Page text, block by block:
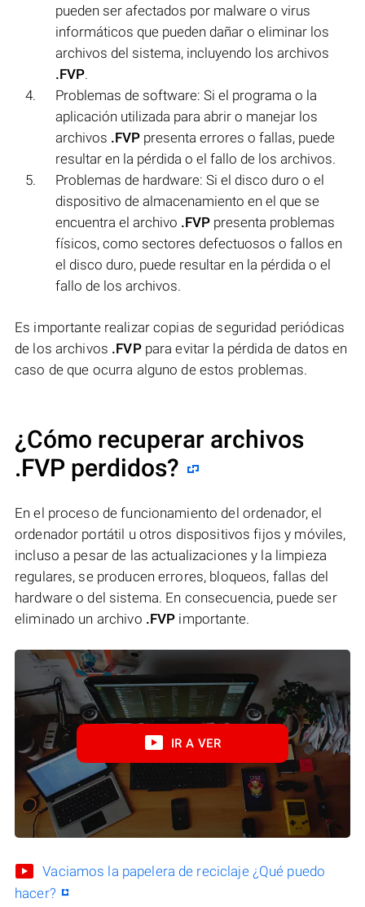
pueden ser afectados por malware o virus
informáticos que pueden dañar o eliminar los
archivos del sistema, incluyendo los archivos
.FVP.
Problemas de software: Si el programa o la
aplicación utilizada para abrir o manejar los
archivos .FVP presenta errores o fallas, puede
resultar en la pérdida o el fallo de los archivos.
Problemas de hardware: Si el disco duro o el
dispositivo de almacenamiento en el que se
encuentra el archivo .FVP presenta problemas
físicos, como sectores defectuosos o fallos en
el disco duro, puede resultar en la pérdida o el
fallo de los archivos.
Es importante realizar copias de seguridad periódicas
de los archivos .FVPpara evitar la pérdida de datos en
caso de que ocurra alguno de estos problemas.
¿Cómo recuperar archivos
.FVP perdidos?
En el proceso de funcionamiento del ordenador, el
ordenador portátil u otros dispositivos fijos y móviles,
incluso a pesar de las actualizaciones y la limpieza
regulares, se producen errores, bloqueos, fallas del
hardware o del sistema. En consecuencia, puede ser
eliminado un archivo .FVP importante.
IR A VER
Vaciamos la papelera de reciclaje ¿Qué puedo
hacer?